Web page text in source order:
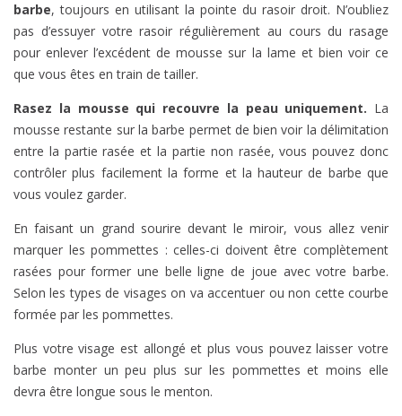
barbe, toujours en utilisant la pointe du rasoir droit. N’oubliez
pas d’essuyer votre rasoir régulièrement au cours du rasage
pour enlever l’excédent de mousse sur la lame et bien voir ce
que vous êtes en train de tailler.
Rasez la mousse qui recouvre la peau uniquement. La
mousse restante sur la barbe permet de bien voir la délimitation
entre la partie rasée et la partie non rasée, vous pouvez donc
contrôler plus facilement la forme et la hauteur de barbe que
vous voulez garder.
En faisant un grand sourire devant le miroir, vous allez venir
marquer les pommettes : celles-ci doivent être complètement
rasées pour former une belle ligne de joue avec votre barbe.
Selon les types de visages on va accentuer ou non cette courbe
formée par les pommettes.
Plus votre visage est allongé et plus vous pouvez laisser votre
barbe monter un peu plus sur les pommettes et moins elle
devra être longue sous le menton.